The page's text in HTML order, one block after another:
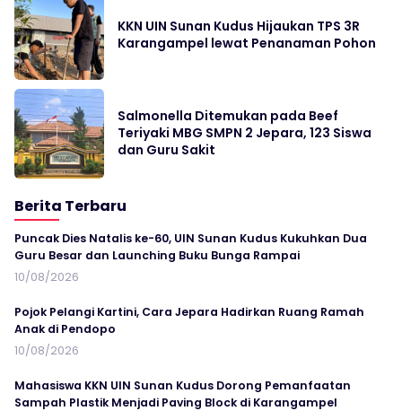
KKN UIN Sunan Kudus Hijaukan TPS 3R
Karangampel lewat Penanaman Pohon
Salmonella Ditemukan pada Beef
Teriyaki MBG SMPN 2 Jepara, 123 Siswa
dan Guru Sakit
Berita Terbaru
Puncak Dies Natalis ke-60, UIN Sunan Kudus Kukuhkan Dua
Guru Besar dan Launching Buku Bunga Rampai
10/08/2026
Pojok Pelangi Kartini, Cara Jepara Hadirkan Ruang Ramah
Anak di Pendopo
10/08/2026
Mahasiswa KKN UIN Sunan Kudus Dorong Pemanfaatan
Sampah Plastik Menjadi Paving Block di Karangampel